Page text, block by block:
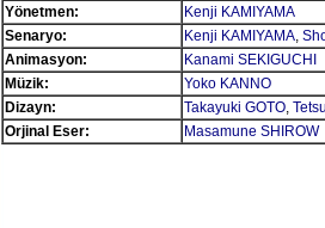
Yönetmen:
Kenji KAMIYAMA
Senaryo:
Kenji KAMIYAMA,
Animasyon:
Kanami SEKIGUCHI
Müzik:
Yoko KANNO
Dizayn:
Takayuki GOTO,
Orjinal Eser:
Masamune SHIROW